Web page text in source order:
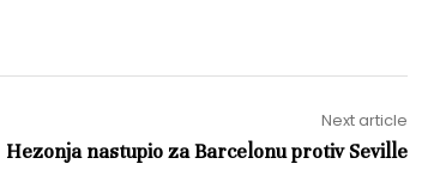
Next article
Hezonja nastupio za Barcelonu protiv Seville